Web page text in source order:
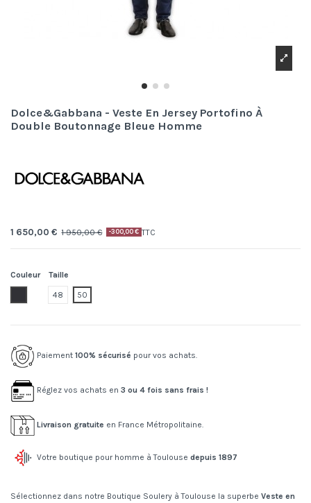
Dolce&Gabbana - Veste En Jersey Portofino À
Double Boutonnage Bleue Homme
1 650,00 € 1 950,00 € -300,00 € TTC
Couleur
B0665.blu
Taille
48 50
Paiement 100% sécurisé pour vos achats.
Réglez vos achats en 3 ou 4 fois sans frais !
Livraison gratuite en France Métropolitaine.
Votre boutique pour homme à Toulouse depuis 1897
Sélectionnez dans notre Boutique Soulery à Toulouse la superbe Veste en